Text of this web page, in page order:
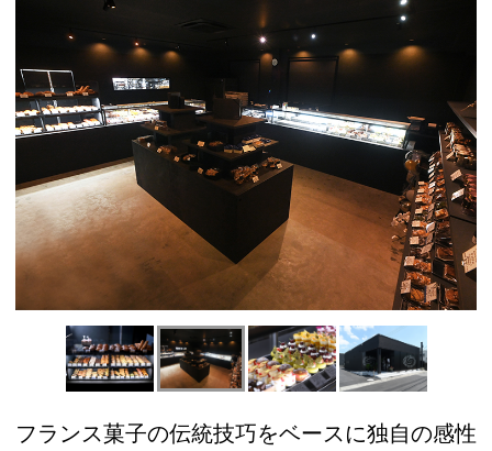
フランス菓子の伝統技巧をベースに独自の感性